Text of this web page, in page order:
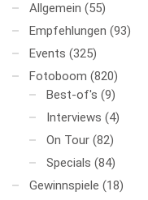
Allgemein (55)
Empfehlungen (93)
Events (325)
Fotoboom (820)
Best-of's (9)
Interviews (4)
On Tour (82)
Specials (84)
Gewinnspiele (18)